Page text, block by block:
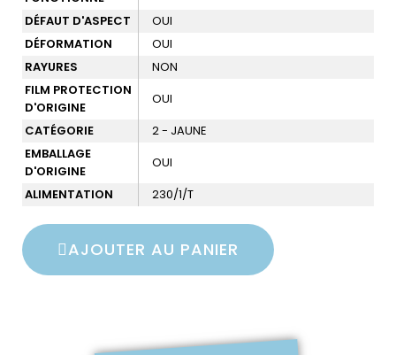
DÉFAUT D'ASPECT
OUI
DÉFORMATION
OUI
RAYURES
NON
FILM PROTECTION
D'ORIGINE
OUI
CATÉGORIE
2 - JAUNE
EMBALLAGE
D'ORIGINE
OUI
ALIMENTATION
230/1/T
AJOUTER AU PANIER